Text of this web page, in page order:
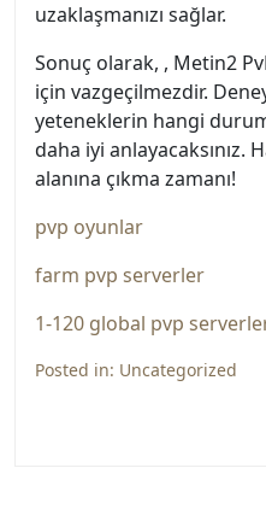
uzaklaşmanızı sağlar.
Sonuç olarak, , Metin2
için vazgeçilmezdir.
yeteneklerin hangi
daha iyi anlayacaksınız.
alanına çıkma zamanı!
pvp oyunlar
farm pvp serverler
1-120 global pvp
Posted in: Uncategorized